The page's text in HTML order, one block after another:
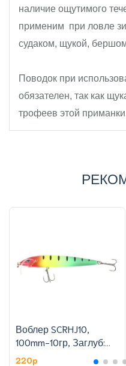
наличие ощутимого
применим при ловле
судаком, щукой,
Поводок при
обязателен, так как
трофеев этой
Воблер SCRHJ10,
100mm-10гр, Заглуб:
1.8-2.4 м, цвет:6
220p